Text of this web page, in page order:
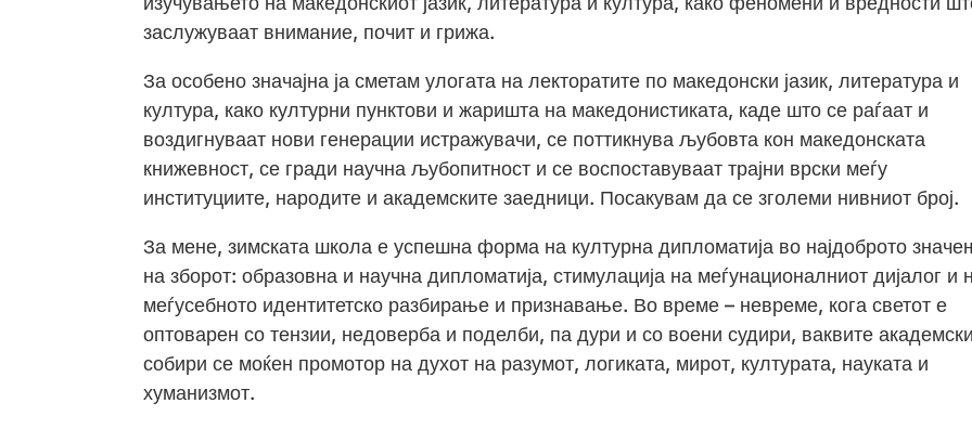
заслужуваат внимание, почит и грижа.
За особено значајна ја сметам улогата на лекторатите по македонски јазик, литература и
култура, како културни пунктови и жаришта на македонистиката, каде што се раѓаат и
воздигнуваат нови генерации истражувачи, се поттикнува љубовта кон македонската
книжевност, се гради научна љубопитност и се воспоставуваат трајни врски меѓу
институциите, народите и академските заедници. Посакувам да се зголеми нивниот број.
За мене, зимската школа е успешна форма на културна дипломатија во најдоброто
на зборот: образовна и научна дипломатија, стимулација на меѓунационалниот дијалог и
меѓусебното идентитетско разбирање и признавање. Во време – невреме, кога светот е
оптоварен со тензии, недоверба и поделби, па дури и со воени судири, ваквите академски
собири се моќен промотор на духот на разумот, логиката, мирот, културата, науката и
хуманизмот.